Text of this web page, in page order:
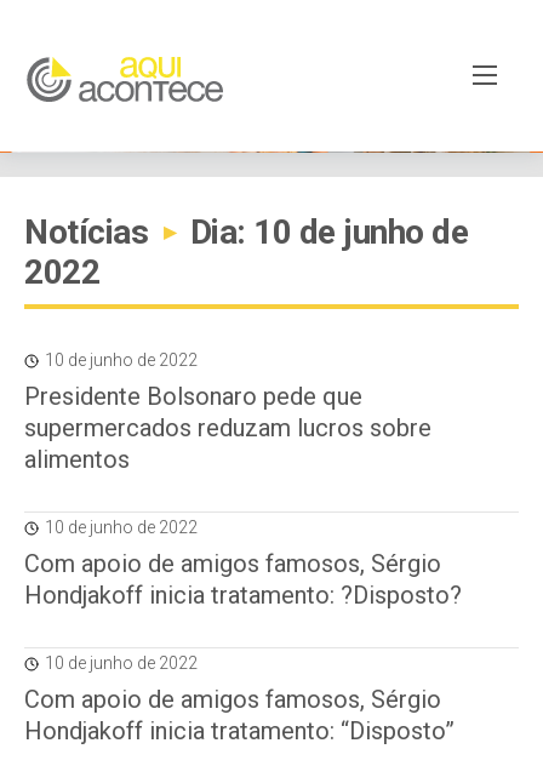
Notícias ▸
Dia: 10 de junho de
2022
10 de junho de 2022
Presidente Bolsonaro pede que
supermercados reduzam lucros sobre
alimentos
10 de junho de 2022
Com apoio de amigos famosos, Sérgio
Hondjakoff inicia tratamento: ?Disposto?
10 de junho de 2022
Com apoio de amigos famosos, Sérgio
Hondjakoff inicia tratamento: “Disposto”